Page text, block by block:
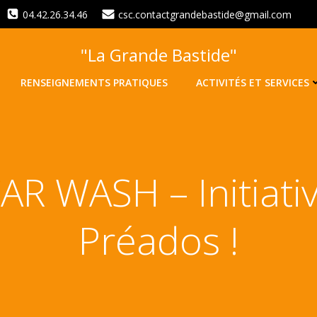
04.42.26.34.46 csc.contactgrandebastide@gmail.com
"La Grande Bastide"
RENSEIGNEMENTS PRATIQUES ACTIVITÉS ET SERVICES
WASH –
Préados !